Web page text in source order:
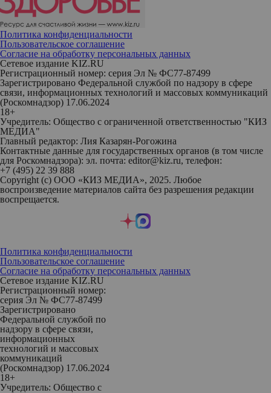
Политика конфиденциальности
Пользовательское соглашение
Согласие на обработку персональных данных
Сетевое издание KIZ.RU
Регистрационный номер: серия Эл № ФС77-87499
Зарегистрировано Федеральной службой по надзору в сфере
связи, информационных технологий и массовых коммуникаций
(Роскомнадзор) 17.06.2024
18+
Учредитель: Общество с ограниченной ответственностью "КИЗ
МЕДИА"
Главный редактор: Лия Казарян-Рогожина
Контактные данные для государственных органов (в том числе
для Роскомнадзора): эл. почта: editor@kiz.ru, телефон:
+7 (495) 22 39 888
Copyright (с) ООО «КИЗ МЕДИА», 2025. Любое
воспроизведение материалов сайта без разрешения редакции
воспрещается.
Политика конфиденциальности
Пользовательское соглашение
Согласие на обработку персональных данных
Сетевое издание KIZ.RU
Регистрационный номер:
серия Эл № ФС77-87499
Зарегистрировано
Федеральной службой по
надзору в сфере связи,
информационных
технологий и массовых
коммуникаций
(Роскомнадзор) 17.06.2024
18+
Учредитель: Общество с